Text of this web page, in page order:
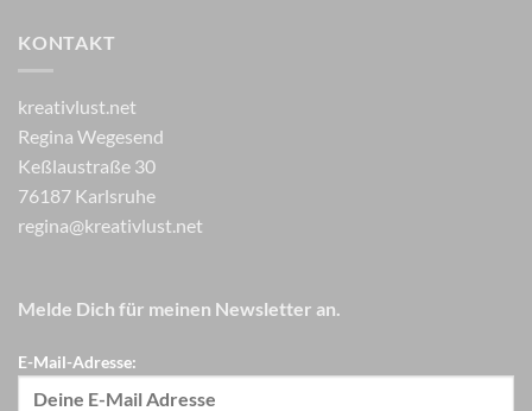
KONTAKT
kreativlust.net
Regina Wegesend
Keßlaustraße 30
76187 Karlsruhe
regina@kreativlust.net
Melde Dich für meinen Newsletter an.
E-Mail-Adresse: